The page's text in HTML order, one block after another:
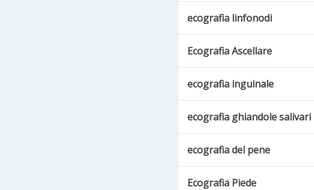
ecografia linfonodi
Ecografia Ascellare
ecografia inguinale
ecografia ghiandole salivari
ecografia del pene
Ecografia Piede